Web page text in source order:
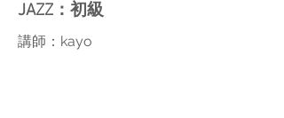
JAZZ：初級
講師：kayo